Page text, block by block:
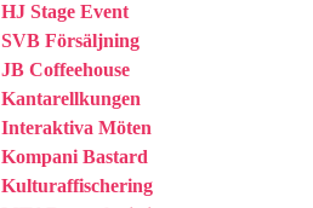
HJ Stage Event
SVB Försäljning
JB Coffeehouse
Kantarellkungen
Interaktiva Möten
Kompani Bastard
Kulturaffischering